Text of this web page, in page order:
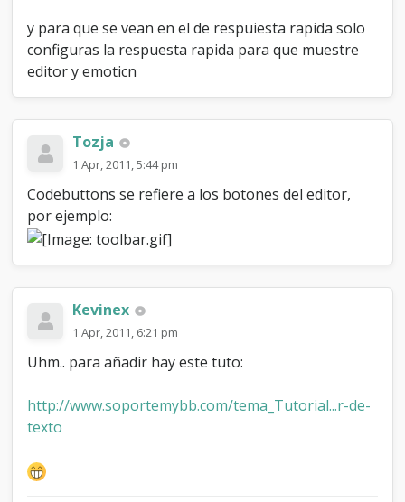
.
.
y para que se vean en el de respuiesta rapida solo
configuras la respuesta rapida para que muestre
editor y emoticn
Tozja
1 Apr, 2011, 5:44 pm
Codebuttons se refiere a los botones del editor,
por ejemplo:
Kevinex
1 Apr, 2011, 6:21 pm
Uhm.. para añadir hay este tuto:
http://www.soportemybb.com/tema_Tutorial...r-de-
texto